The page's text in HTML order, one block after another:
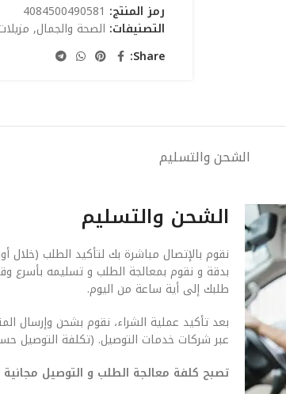
رمز المنتج: 4084500490581
التصنيفات: الصحة والجمال,
Share:
الشحن والتسليم
الشحن والتسليم
نقوم بالإتصال مباشرة بك لتأكيد الطلب
بدقة و نقوم بمعالجة الطلب و تسليمه
طلبك إلى أية ساعة من اليوم.
بعد تأكيد عملية الشراء، نقوم بشحن وإرسال
عبر شركات خدمات التوصيل. (تكلفة التوصيل
تصبح كلفة معالجة الطلب و التوصيل مجانية إذا